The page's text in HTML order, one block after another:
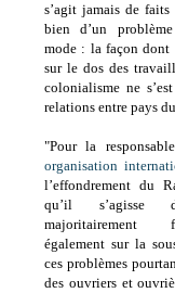
s’agit jamais de
bien d’un
mode : la façon dont
sur le dos des
colonialisme ne
relations entre pays
"Pour la
organisation
l’effondrement du
qu’il s’agisse
également sur la
ces problèmes
des ouvriers et